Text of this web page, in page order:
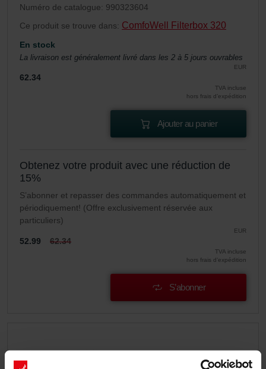
Numéro de catalogue: 990323604
Ce produit se trouve dans: ComfoWell Filterbox 320
En stock
La livraison est généralement livré dans les 2 à 5 jours ouvrables
EUR
62.34
TVA incluse
hors frais d’expédition
Ajouter au panier
Obtenez votre produit avec une réduction de
15%
S’abonner et repasser des commandes automatiquement et
périodiquement! (Offre exclusivement réservée aux
particuliers)
EUR
52.99 62.34
TVA incluse
hors frais d’expédition
S’abonner